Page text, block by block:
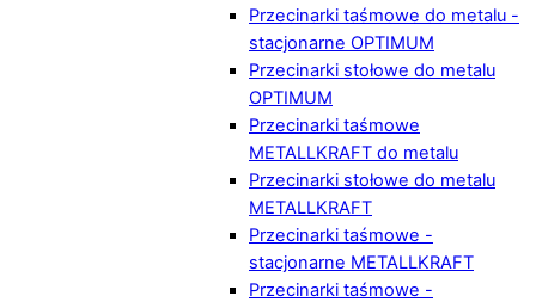
Przecinarki taśmowe do metalu -
stacjonarne OPTIMUM
Przecinarki stołowe do metalu
OPTIMUM
Przecinarki taśmowe
METALLKRAFT do metalu
Przecinarki stołowe do metalu
METALLKRAFT
Przecinarki taśmowe -
stacjonarne METALLKRAFT
Przecinarki taśmowe -